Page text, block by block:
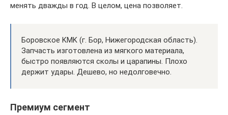
менять дважды в год. В целом, цена позволяет.
Боровское KMK (г. Бор, Нижегородская область).
Запчасть изготовлена из мягкого материала,
быстро появляются сколы и царапины. Плохо
держит удары. Дешево, но недолговечно.
Премиум сегмент